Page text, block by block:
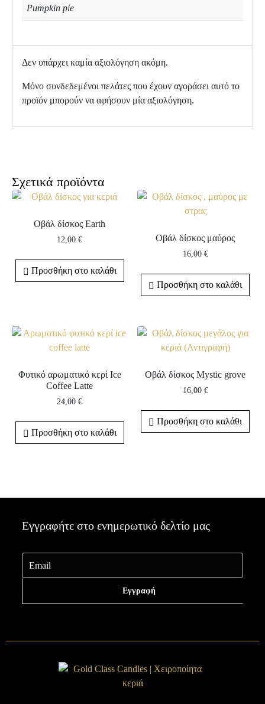
Pumpkin pie
Δεν υπάρχει καμία αξιολόγηση ακόμη.
Μόνο συνδεδεμένοι πελάτες που έχουν αγοράσει αυτό το
προϊόν μπορούν να αφήσουν μία αξιολόγηση.
Σχετικά προϊόντα
Οβάλ δίσκος Earth
12,00€
Προσθήκη στο καλάθι
Οβάλ δίσκος μαύρος
16,00 €
Προσθήκη στο καλάθι
Φυτικό αρωματικό κερί Ice
Coffee Latte
24,00€
Προσθήκη στο καλάθι
Οβάλ δίσκος Mystic grove
16,00 €
Προσθήκη στο καλάθι
Εγγραφήτε στο ενημερωτικό δελτίο μας
Εγγραφή